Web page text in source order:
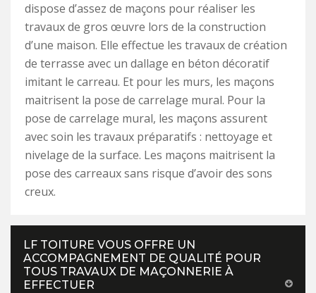
dispose d’assez de maçons pour réaliser les
travaux de gros œuvre lors de la construction
d’une maison. Elle effectue les travaux de création
de terrasse avec un dallage en béton décoratif
imitant le carreau. Et pour les murs, les maçons
maitrisent la pose de carrelage mural. Pour la
pose de carrelage mural, les maçons assurent
avec soin les travaux préparatifs : nettoyage et
nivelage de la surface. Les maçons maitrisent la
pose des carreaux sans risque d’avoir des sons
creux.
LF TOITURE VOUS OFFRE UN
ACCOMPAGNEMENT DE QUALITÉ POUR
TOUS TRAVAUX DE MAÇONNERIE À
EFFECTUER